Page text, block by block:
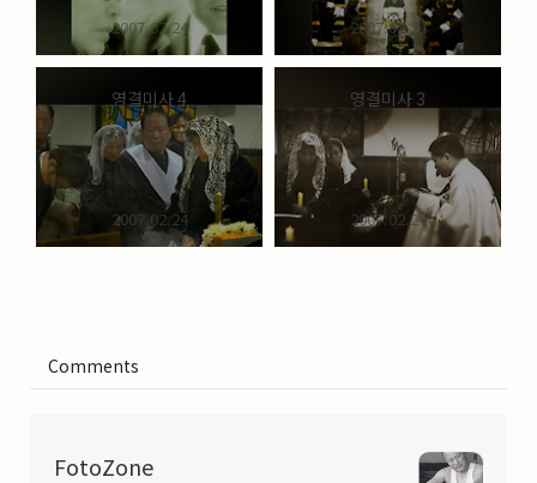
2007.02.24 2007.02.24
영결미사 4
2007.02.24
영결미사 3
2007.02.24
Comments
FotoZone